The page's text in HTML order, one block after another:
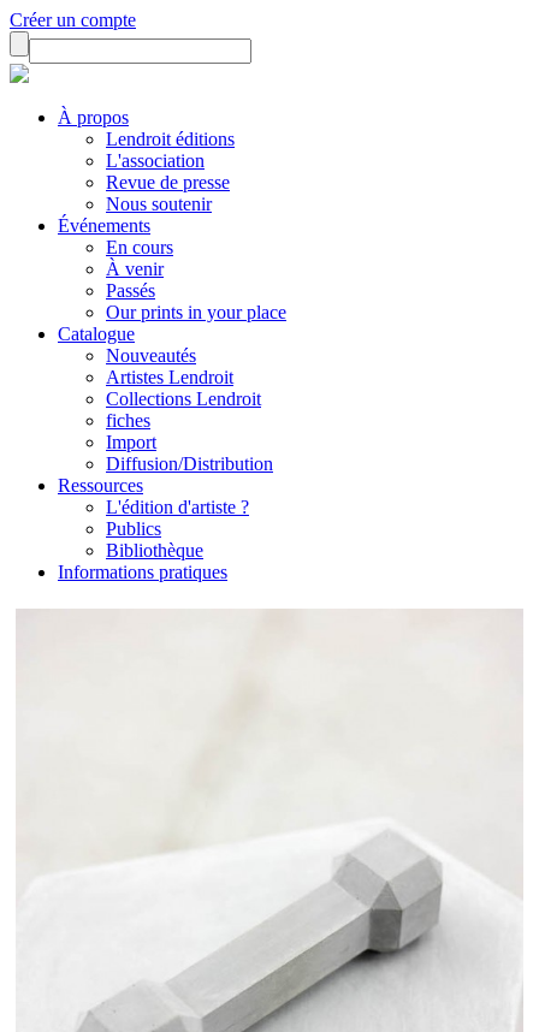
Créer un compte
À propos
Lendroit éditions
L'association
Revue de presse
Nous soutenir
Événements
En cours
À venir
Passés
Our prints in your place
Catalogue
Nouveautés
Artistes Lendroit
Collections Lendroit
fiches
Import
Diffusion/Distribution
Ressources
L'édition d'artiste ?
Publics
Bibliothèque
Informations pratiques